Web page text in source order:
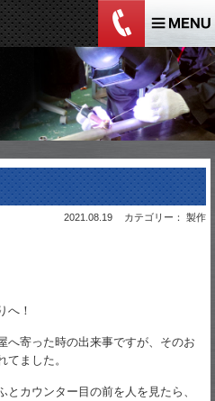
2021.08.19 カテゴリー： 製作
へ！
へ寄った時の出来事ですが、そのお
てました。
カウンター目の前を人を見たら、